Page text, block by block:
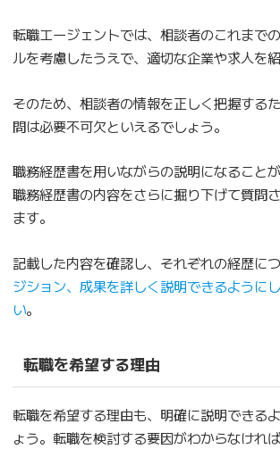
転職エージェントでは、相談者のこれまで
ルを考慮したうえで、適切な企業や求人を
そのため、相談者の情報を正しく把握する
問は必要不可欠といえるでしょう。
職務経歴書を用いながらの説明になることが
職務経歴書の内容をさらに掘り下げて質問
ます。
記載した内容を確認し、それぞれの経歴に
ジション、成果を詳しく説明できるように
い。
転職を希望する理由
転職を希望する理由も、明確に説明できる
ょう。転職を検討する要因がわからなけれ